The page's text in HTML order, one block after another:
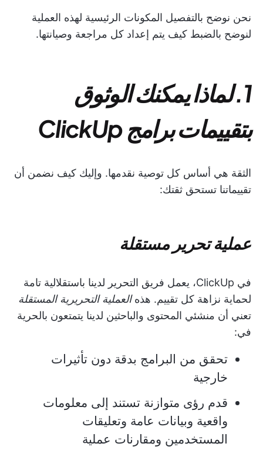
نحن نوضح بالتفصيل المكونات الرئيسية لهذه العملية
لنوضح بالضبط كيف يتم إعداد كل مراجعة وصيانتها.
1. لماذا يمكنك الوثوق
بتقييمات برامج ClickUp
الثقة هي أساس كل توصية نقدمها. وإليك كيف نضمن أن
تقييماتنا تستحق ثقتك:
عملية تحرير مستقلة
في ClickUp، يعمل فريق التحرير لدينا باستقلالية تامة
لحماية نزاهة كل تقييم. هذهالعملية التحريرية المستقلة
تعني أن منشئي المحتوى والباحثين لدينا يتمتعون بالحرية
في:
تحقق من البرامج بدقة دون تأثيرات
خارجية
قدم رؤى متوازنة تستند إلى معلومات
واقعية وبيانات عامة وتعليقات
المستخدمين ومقارنات عملية